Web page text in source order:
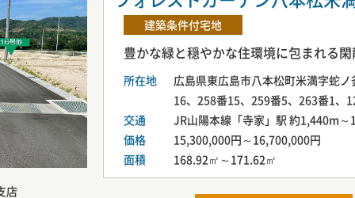
店
建築条件付宅地
豊かな緑と穏やかな住環境に包まれる
所在地
広島県東広島市八本松町米満字蛇
16、258番15、259番5、263番1、
交通
JR山陽本線「寺家」駅 約1,440m
価格
15,300,000円～16,700,000円
面積
168.92㎡～171.62㎡